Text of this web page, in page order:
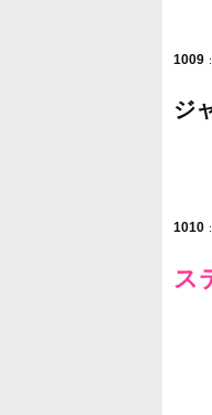
1009 :
ジ
1010 :
ス